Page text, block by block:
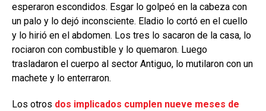
esperaron escondidos. Esgar lo golpeó en la cabeza con
un palo y lo dejó inconsciente. Eladio lo cortó en el cuello
y lo hirió en el abdomen. Los tres lo sacaron de la casa, lo
rociaron con combustible y lo quemaron. Luego
trasladaron el cuerpo al sector Antiguo, lo mutilaron con un
machete y lo enterraron.
Los otros dos implicados cumplen nueve meses de